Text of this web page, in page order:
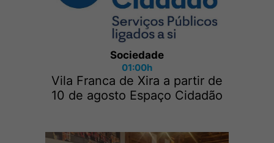
Sociedade
01:00h
Vila Franca de Xira a partir de
10 de agosto Espaço Cidadão